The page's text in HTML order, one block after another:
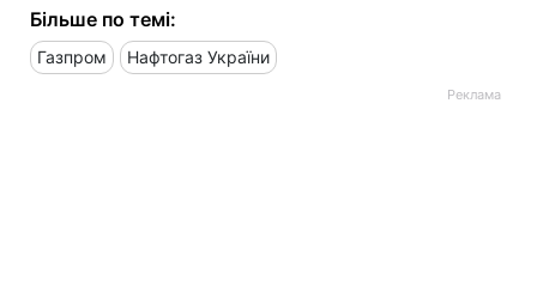
Більше по темі:
Газпром Нафтогаз України